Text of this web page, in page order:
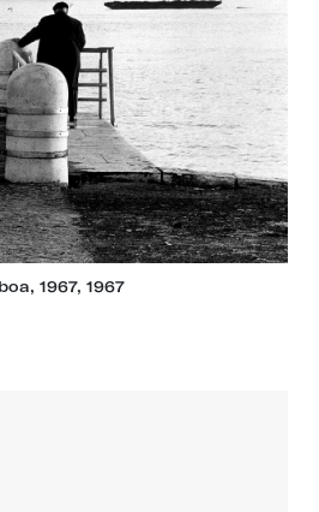
1967, 1967